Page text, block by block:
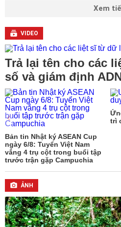
Xem
VIDEO
Trả lại tên cho các
số và giám định
Bản tin Nhật ký ASEAN Cup
ngày 6/8: Tuyển Việt Nam
vắng 4 trụ cột trong buổi tập
trước trận gặp Campuchia
trì
ẢNH